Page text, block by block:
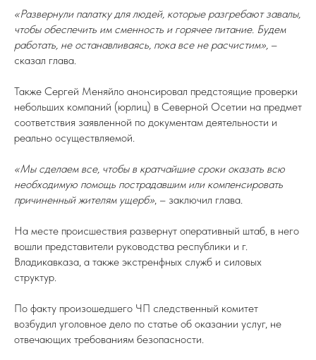
«Развернули палатку для людей, которые разгребают завалы,
чтобы обеспечить им сменность и горячее питание. Будем
работать, не останавливаясь, пока все не расчистим», –
сказал глава.
Также Сергей Меняйло анонсировал предстоящие проверки
небольших компаний (юрлиц) в Северной Осетии на предмет
соответствия заявленной по документам деятельности и
реально осуществляемой.
«Мы сделаем все, чтобы в кратчайшие сроки оказать всю
необходимую помощь пострадавшим или компенсировать
причиненный жителям ущерб», – заключил глава.
На месте происшествия развернут оперативный штаб, в него
вошли представители руководства республики и г.
Владикавказа, а также экстренфных служб и силовых
структур.
По факту произошедшего ЧП следственный комитет
возбудил уголовное дело по статье об оказании услуг, не
отвечающих требованиям безопасности.